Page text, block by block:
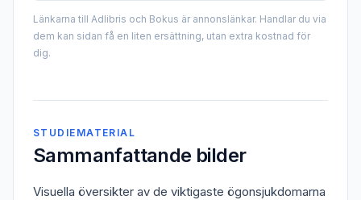
Länkarna till Adlibris och Bokus är annonslänkar. Handlar du via
dem kan sidan få en liten ersättning, utan extra kostnad för
dig.
STUDIEMATERIAL
Sammanfattande bilder
Visuella översikter av de viktigaste ögonsjukdomarna